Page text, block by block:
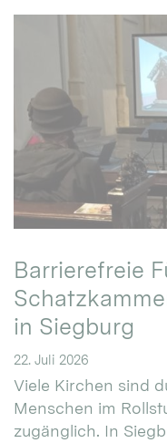
Barrierefreie
in Siegburg
22. Juli 2026
Viele Kirchen sind
Menschen im
zugänglich. In